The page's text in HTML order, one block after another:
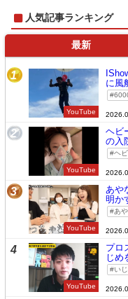
人気記事ランキング
最新
1
YouTube
に風
2
YouTube
ヘビ
の入
ヘ
3
YouTube
あや
明か
あや
4
YouTube
プロ
じめ
い